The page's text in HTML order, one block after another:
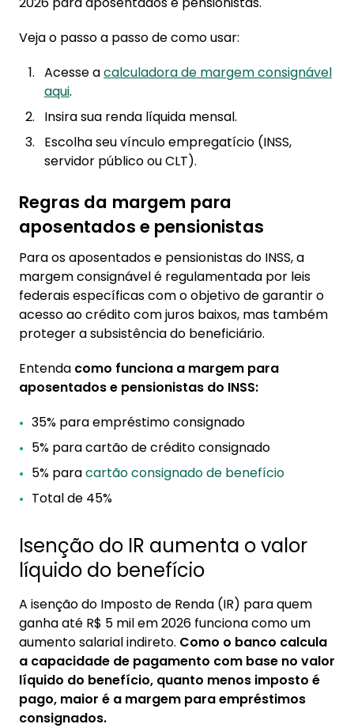
Veja o passo a passo de como usar:
Acesse acalculadora de margem consignável
aqui.
Insira sua renda líquida mensal.
Escolha seu vínculo empregatício (INSS,
servidor público ou CLT).
Regras da margem para
aposentados e pensionistas
Para os aposentados e pensionistas do INSS, a
margem consignável é regulamentada por leis
federais específicas com o objetivo de garantir o
acesso ao crédito com juros baixos, mas também
proteger a subsistência do beneficiário.
Entenda como funciona a margem para
aposentados e pensionistas do INSS:
35% para empréstimo consignado
5% para cartão de crédito consignado
5% paracartão consignado de benefício
Total de 45%
Isenção do IR aumenta o valor
líquido do benefício
A isenção do Imposto de Renda (IR) para quem
ganha até R$ 5 mil em 2026 funciona como um
aumento salarial indireto. Como o banco calcula
a capacidade de pagamento com base no valor
líquido do benefício, quanto menos imposto é
pago, maior é a margem para empréstimos
consignados.